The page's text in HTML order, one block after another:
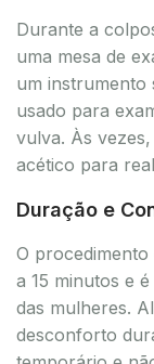
Durante a
uma mesa de
um instrumento
usado para
vulva. Às
acético para
Duração e
O procedimento
a 15 minutos e
das mulheres.
desconforto